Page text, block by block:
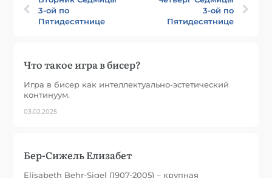
3-ой по
Пятидесятнице
3-ой по
Пятидесятнице
Что такое игра в бисер?
Игра в бисер как интеллектуально-эстетический
континуум.
03.02.2025
Бер-Сижель Елизабет
Elisabeth Behr-Sigel (1907-2005) – крупная